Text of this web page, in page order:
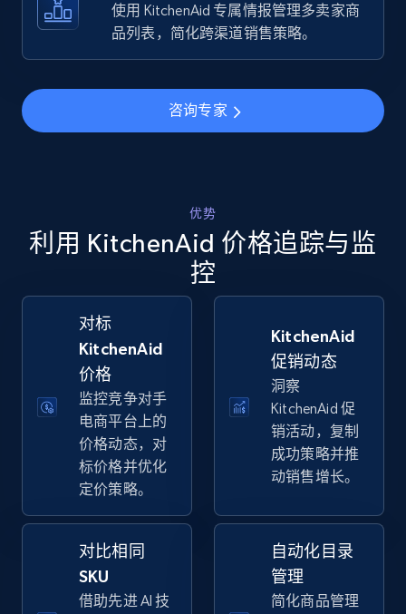
URL, Final price, Sku, Currency, Gtin,
Specifications, Image urls, Top reviews, and
using specific category URL
URL, Final price, Sku, Currency, Gtin,
Specifications, Image urls, Top reviews, and
5.6K+ 立即开始
Walmart - products - Collects products by
specific keywords
URL, Final price, Sku, Currency, Gtin,
Specifications, Image urls, Top reviews, and
5.6K+ 立即开始
使用 KitchenAid 专属情报管理多卖家商
品列表，简化跨渠道销售策略。
咨询专家
优势
利用 KitchenAid 价格追踪与监
控
对标
KitchenAid
价格
监控竞争对手
电商平台上的
价格动态，对
标价格并优化
定价策略。
KitchenAid
促销动态
洞察
KitchenAid 促
销活动，复制
成功策略并推
动销售增长。
对比相同
SKU
借助先进 AI 技
自动化目录
管理
简化商品管理